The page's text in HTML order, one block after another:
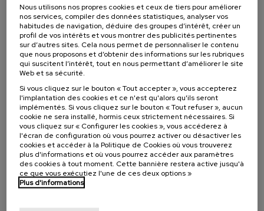
COMMUNICATION DURABILITÉ DSF COURS D'ÉTÉ
Escuela de comunicación ambiental 2026.
Narrativas climáticas: relatos para la
acción
10 h. Espagnol
...
À PARTIR DE25 €
Dernières
places
Gratuit
Date
passée
Liste
d'attente
Période
d'inscription
Nous utilisons nos propres cookies et ceux de tiers pour améliorer
nos services, compiler des données statistiques, analyser vos
habitudes de navigation, déduire des groupes d’intérêt, créer un
profil de vos intérêts et vous montrer des publicités pertinentes
sur d’autres sites. Cela nous permet de personnaliser le contenu
que nous proposons et d’obtenir des informations sur les rubriques
qui suscitent l’intérêt, tout en nous permettant d’améliorer le site
Web et sa sécurité.
Si vous cliquez sur le bouton « Tout accepter », vous accepterez
l'implantation des cookies et ce n'est qu'alors qu'ils seront
implémentés. Si vous cliquez sur le bouton « Tout refuser », aucun
cookie ne sera installé, hormis ceux strictement nécessaires. Si
vous cliquez sur « Configurer les cookies », vous accéderez à
l'écran de configuration où vous pourrez activer ou désactiver les
cookies et accéder à la Politique de Cookies où vous trouverez
plus d'informations et où vous pourrez accéder aux paramètres
des cookies à tout moment. Cette bannière restera active jusqu'à
ce que vous exécutiez l'une de ces deux options »
Plus d'informations